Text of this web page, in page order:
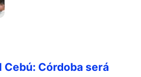
Cebú: Córdoba será